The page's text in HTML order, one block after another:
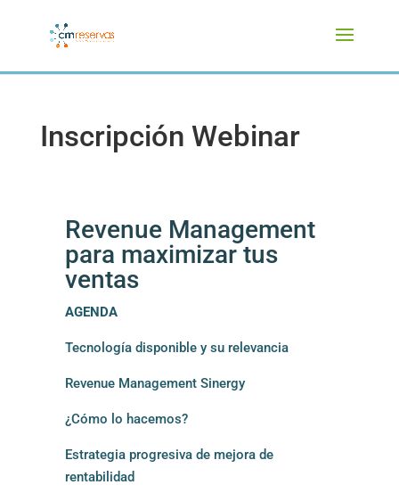
Inscripción Webinar
Revenue Management
para maximizar tus
ventas
AGENDA
Tecnología disponible y su relevancia
Revenue Management Sinergy
¿Cómo lo hacemos?
Estrategia progresiva de mejora de
rentabilidad